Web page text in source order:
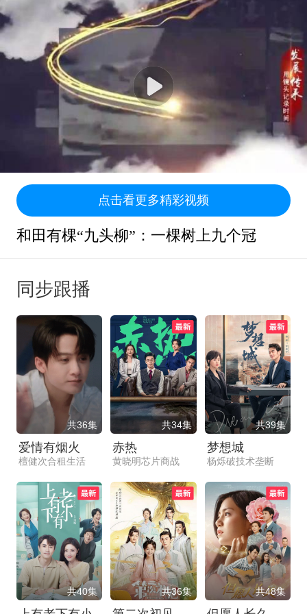
点击看更多精彩视频
和田有棵“九头柳”：一棵树上九个冠
同步跟播
共36集
爱情有烟火
檀健次合租生活
共34集
赤热
黄晓明芯片商战
共39集
梦想城
杨烁破技术垄断
共40集 共36集 共48集